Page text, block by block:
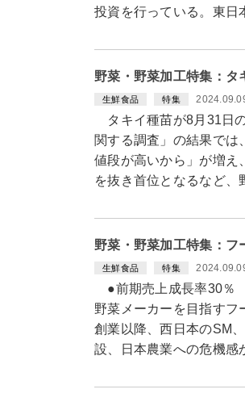
投資を行っている。東
野菜・野菜加工特集：
生鮮食品 特集
タキイ種苗が8月31日
関する調査」の結果では
値段が高いから」が増え
を抜き首位となるなど
野菜・野菜加工特集：
生鮮食品 特集
●前期売上成長率30％
野菜メーカーを目指すフ
創業以降、西日本のSM
設、日本農業への危機